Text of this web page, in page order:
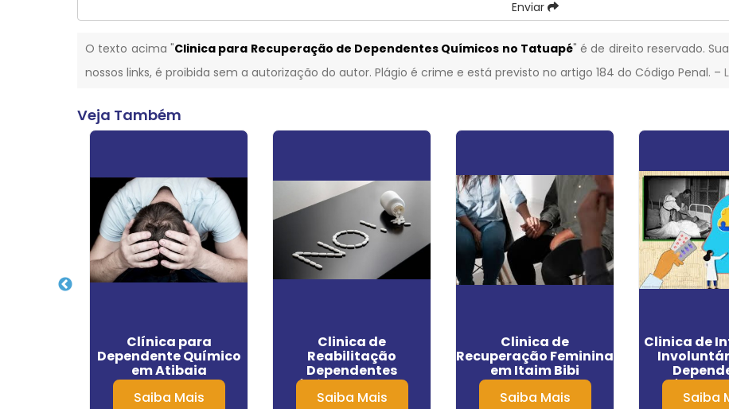
Enviar
O texto acima "Clinica para Recuperação de Dependentes Químicos no Tatuapé" é de direito reservado.
nossos links, é proibida sem a autorização do autor. Plágio é crime e está previsto no artigo 184 do Código Penal. –
Veja Também
Clínica para
Dependente Químico
em Atibaia
Saiba Mais
Clinica de
Reabilitação
Dependentes
Químicos em Socorro
Saiba Mais
Clinica de
Recuperação Feminina
em Itaim Bibi
Saiba Mais
Clinica de
Químicos
Saiba